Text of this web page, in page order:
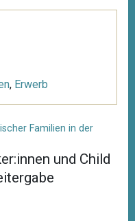
, Erwerb
Familien in der
und Child